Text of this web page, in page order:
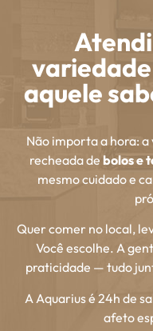
aquele
Não importa a hora:
recheada de bolos e
mesmo cuidado e
Quer comer no local,
Você escolhe. A
praticidade — tudo
A Aquarius é 24h de
afeto